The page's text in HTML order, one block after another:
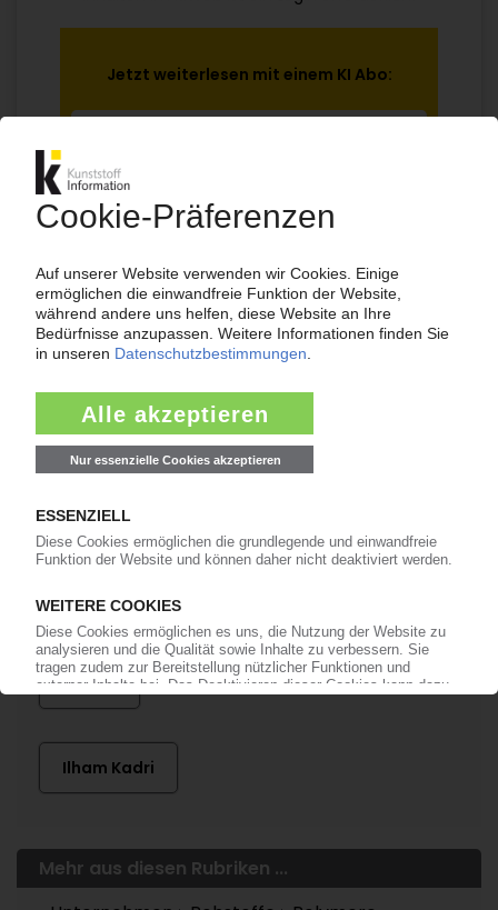
Jetzt weiterlesen mit einem KI Abo:
99€
Jetzt kostenlos testen
Bereits KI-Abonnent? Jetzt
anmelden!
Mehr zu ...
Airbus Boeing Cytec
Solvay
Ilham Kadri
Mehr aus diesen Rubriken ...